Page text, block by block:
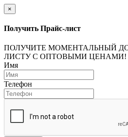
×
Получить Прайс-лист
ПОЛУЧИТЕ МОМЕНТАЛЬНЫЙ
ЛИСТУ С ОПТОВЫМИ ЦЕНАМИ!
Имя
Телефон